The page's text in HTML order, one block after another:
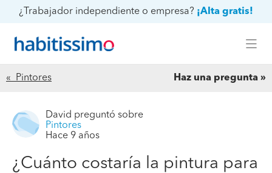
¿Trabajador independiente o empresa? ¡Alta gratis!
« Pintores Haz una pregunta
David preguntó sobre
Pintores
Hace 9 años
¿Cuánto costaría la pintura para